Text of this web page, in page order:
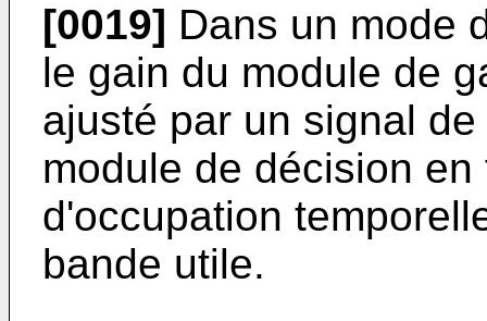
[0019] Dans un mode
le gain du module de
ajusté par un signal
module de décision
d'occupation
bande utile.